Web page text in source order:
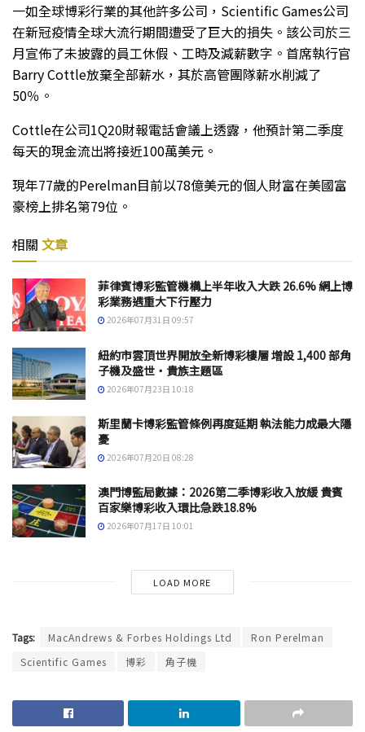
一如全球博彩行業的其他許多公司，Scientific Games公司
在新冠疫情全球大流行期間遭受了巨大的損失。該公司於三
月宣佈了未披露的員工休假、工時及減薪數字。首席執行官
Barry Cottle放棄全部薪水，其於高管團隊薪水削減了
50％。
Cottle在公司1Q20財報電話會議上透露，他預計第二季度
每天的現金流出將接近100萬美元。
現年77歲的Perelman目前以78億美元的個人財富在美國富
豪榜上排名第79位。
相關 文章
菲律賓博彩監管機構上半年收入大跌 26.6% 網上博
彩業務遇重大下行壓力
2026年07月31日 09:57
紐約市雲頂世界開放全新博彩樓層 增設 1,400 部角
子機及盛世・貴族主題區
2026年07月23日 10:18
斯里蘭卡博彩監管條例再度延期 執法能力成最大隱
憂
2026年07月20日 08:28
澳門博監局數據：2026第二季博彩收入放緩 貴賓
百家樂博彩收入環比急跌18.8%
2026年07月17日 10:01
LOAD MORE
Tags: MacAndrews & Forbes Holdings Ltd
Ron Perelman
Scientific Games
博彩 角子機